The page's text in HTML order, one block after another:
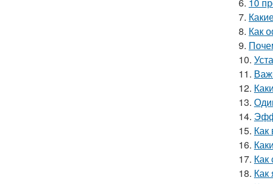
7.
8. Как
9.
10.
11.
12.
13.
14.
15. Как
16.
17. Как
18. Как